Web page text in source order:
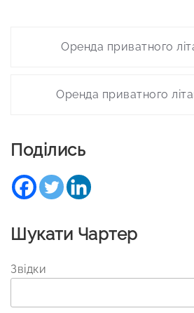
navigation
Оренда приватного
Оренда приватного
Поділись
Шукати Чартер
Звідки